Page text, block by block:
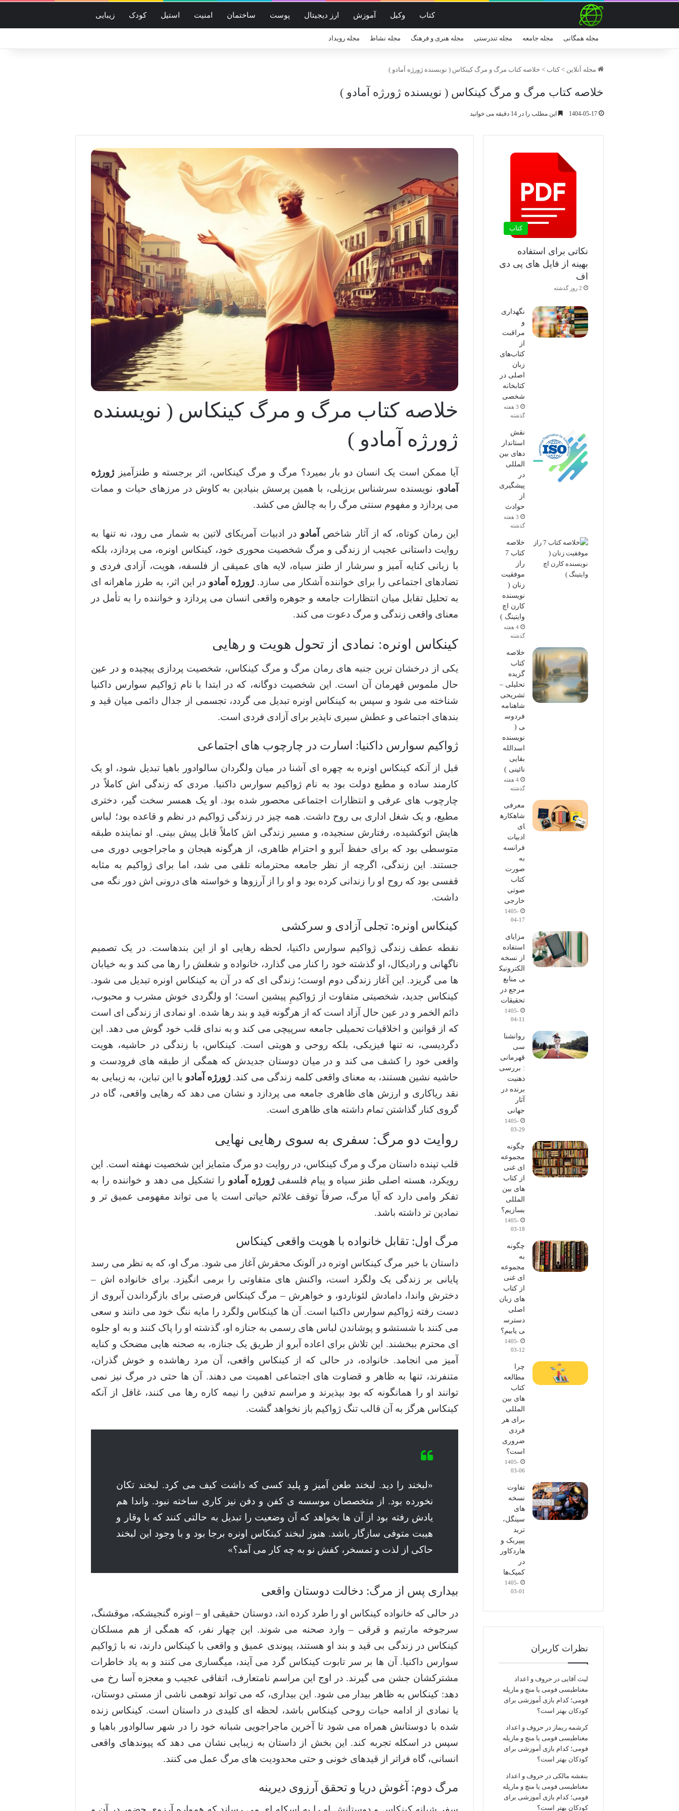
کتاب وکیل آموزش ارز دیجیتال پوست ساختمان امنیت استیل کودک زیبایی
مجله همگانی مجله جامعه مجله تندرستی مجله هنری و فرهنگ مجله نشاط مجله رویداد
مجله آنلاین > کتاب > خلاصه کتاب مرگ و مرگ کینکاس ( نویسنده ژورژه آمادو )
خلاصه کتاب مرگ و مرگ کینکاس ( نویسنده ژورژه آمادو )
1404-05-17 این مطلب را در 14 دقیقه می خوانید
خلاصه کتاب مرگ و مرگ کینکاس ( نویسنده
ژورژه آمادو )
آیا ممکن است یک انسان دو بار بمیرد؟ مرگ و مرگ کینکاس، اثر برجسته و طنزآمیزژورژه
آمادو، نویسنده سرشناس برزیلی، با همین پرسش بنیادین به کاوش در مرزهای حیات و ممات
می پردازد و مفهوم سنتی مرگ را به چالش می کشد.
این رمان کوتاه، که از آثار شاخص آمادو در ادبیات آمریکای لاتین به شمار می رود، نه تنها به
روایت داستانی عجیب از زندگی و مرگ شخصیت محوری خود، کینکاس اونره، می پردازد، بلکه
با زبانی کنایه آمیز و سرشار از طنز سیاه، لایه های عمیقی از فلسفه، هویت، آزادی فردی و
تضادهای اجتماعی را برای خواننده آشکار می سازد.ژورژه آمادو در این اثر، به طرز ماهرانه ای
به تحلیل تقابل میان انتظارات جامعه و جوهره واقعی انسان می پردازد و خواننده را به تأمل در
معنای واقعی زندگی و مرگ دعوت می کند.
کینکاس اونره: نمادی از تحول هویت و رهایی
یکی از درخشان ترین جنبه های رمان مرگ و مرگ کینکاس، شخصیت پردازی پیچیده و در عین
حال ملموس قهرمان آن است. این شخصیت دوگانه، که در ابتدا با نام ژواکیم سوارس داکنیا
شناخته می شود و سپس به کینکاس اونره تبدیل می گردد، تجسمی از جدال دائمی میان قید و
بندهای اجتماعی و عطش سیری ناپذیر برای آزادی فردی است.
ژواکیم سوارس داکنیا: اسارت در چارچوب های اجتماعی
قبل از آنکه کینکاس اونره به چهره ای آشنا در میان ولگردان سالوادور باهیا تبدیل شود، او یک
کارمند ساده و مطیع دولت بود به نام ژواکیم سوارس داکنیا. مردی که زندگی اش کاملاً در
چارچوب های عرفی و انتظارات اجتماعی محصور شده بود. او یک همسر سخت گیر، دختری
مطیع، و یک شغل اداری بی روح داشت. همه چیز در زندگی ژواکیم در نظم و قاعده بود؛ لباس
هایش اتوکشیده، رفتارش سنجیده، و مسیر زندگی اش کاملاً قابل پیش بینی. او نماینده طبقه
متوسطی بود که برای حفظ آبرو و احترام ظاهری، از هرگونه هیجان و ماجراجویی دوری می
جستند. این زندگی، اگرچه از نظر جامعه محترمانه تلقی می شد، اما برای ژواکیم به مثابه
قفسی بود که روح او را زندانی کرده بود و او را از آرزوها و خواسته های درونی اش دور نگه می
داشت.
کینکاس اونره: تجلی آزادی و سرکشی
نقطه عطف زندگی ژواکیم سوارس داکنیا، لحظه رهایی او از این بندهاست. در یک تصمیم
ناگهانی و رادیکال، او گذشته خود را کنار می گذارد، خانواده و شغلش را رها می کند و به خیابان
ها می گریزد. این آغاز زندگی دوم اوست؛ زندگی ای که در آن به کینکاس اونره تبدیل می شود.
کینکاس جدید، شخصیتی متفاوت از ژواکیمِ پیشین است؛ او ولگردی خوش مشرب و محبوب،
دائم الخمر و در عین حال آزاد است که از هرگونه قید و بند رها شده. او نمادی از زندگی ای است
که از قوانین و اخلاقیات تحمیلی جامعه سرپیچی می کند و به ندای قلب خود گوش می دهد. این
دگردیسی، نه تنها فیزیکی، بلکه روحی و هویتی است. کینکاس، با زندگی در حاشیه، هویت
واقعی خود را کشف می کند و در میان دوستان جدیدش که همگی از طبقه های فرودست و
حاشیه نشین هستند، به معنای واقعی کلمه زندگی می کند.ژورژه آمادو با این تباین، به زیبایی به
نقد ریاکاری و ارزش های ظاهری جامعه می پردازد و نشان می دهد که رهایی واقعی، گاه در
گروی کنار گذاشتن تمام داشته های ظاهری است.
روایت دو مرگ: سفری به سوی رهایی نهایی
قلب تپنده داستان مرگ و مرگ کینکاس، در روایت دو مرگ متمایز این شخصیت نهفته است. این
رویکرد، هسته اصلی طنز سیاه و پیام فلسفیژورژه آمادو را تشکیل می دهد و خواننده را به
تفکر وامی دارد که آیا مرگ، صرفاً توقف علائم حیاتی است یا می تواند مفهومی عمیق تر و
نمادین تر داشته باشد.
مرگ اول: تقابل خانواده با هویت واقعی کینکاس
داستان با خبر مرگ کینکاس اونره در آلونک محقرش آغاز می شود. مرگ او، که به نظر می رسد
پایانی بر زندگی یک ولگرد است، واکنش های متفاوتی را برمی انگیزد. برای خانواده اش –
دخترش واندا، دامادش لئوناردو، و خواهرش – مرگ کینکاس فرصتی برای بازگرداندن آبروی از
دست رفته ژواکیم سوارس داکنیا است. آن ها کینکاس ولگرد را مایه ننگ خود می دانند و سعی
می کنند با شستشو و پوشاندن لباس های رسمی به جنازه او، گذشته او را پاک کنند و به او جلوه
ای محترم ببخشند. این تلاش برای اعاده آبرو از طریق یک جنازه، به صحنه هایی مضحک و کنایه
آمیز می انجامد. خانواده، در حالی که از کینکاس واقعی، آن مرد رهاشده و خوش گذران،
متنفرند، تنها به ظاهر و قضاوت های اجتماعی اهمیت می دهند. آن ها حتی در مرگ نیز نمی
توانند او را همانگونه که بود بپذیرند و مراسم تدفین را نیمه کاره رها می کنند، غافل از آنکه
کینکاس هرگز به آن قالب تنگ ژواکیم باز نخواهد گشت.
«لبخند را دید. لبخند طعن آمیز و پلید کسی که داشت کیف می کرد. لبخند تکان
نخورده بود. از متخصصان موسسه ی کفن و دفن نیز کاری ساخته نبود. واندا هم
یادش رفته بود از آن ها بخواهد که آن وضعیت را تبدیل به حالتی کنند که با وقار و
هیبت متوفی سازگار باشد. هنوز لبخند کینکاس اونره برجا بود و با وجود این لبخند
حاکی از لذت و تمسخر، کفش نو به چه کار می آمد؟»
بیداری پس از مرگ: دخالت دوستان واقعی
در حالی که خانواده کینکاس او را طرد کرده اند، دوستان حقیقی او – اونره گنجیشکه، موقشنگ،
سرجوخه مارتیم و قرقی – وارد صحنه می شوند. این چهار نفر، که همگی از هم مسلکان
کینکاس در زندگی بی قید و بند او هستند، پیوندی عمیق و واقعی با کینکاس دارند، نه با ژواکیم
سوارس داکنیا. آن ها بر سر تابوت کینکاس گرد می آیند، میگساری می کنند و به یاد خاطرات
مشترکشان جشن می گیرند. در اوج این مراسم نامتعارف، اتفاقی عجیب و معجزه آسا رخ می
دهد: کینکاس به ظاهر بیدار می شود. این بیداری، که می تواند توهمی ناشی از مستی دوستان،
یا نمادی از ادامه حیات روحی کینکاس باشد، لحظه ای کلیدی در داستان است. کینکاس زنده
شده با دوستانش همراه می شود تا آخرین ماجراجویی شبانه خود را در شهر سالوادور باهیا و
سپس در اسکله تجربه کند. این بخش از داستان به زیبایی نشان می دهد که پیوندهای واقعی
انسانی، گاه فراتر از قیدهای خونی و حتی محدودیت های مرگ عمل می کنند.
مرگ دوم: آغوش دریا و تحقق آرزوی دیرینه
کتاب
نکاتی برای استفاده
بهینه از فایل های پی دی
اف
2 روز گذشته
نگهداری
و
مراقبت
از
کتاب‌های
زبان
اصلی در
کتابخانه
شخصی
3 هفته
گذشته
نقش
استاندار
دهای بین
المللی
در
پیشگیری
از
حوادث
3 هفته
گذشته
خلاصه
کتاب 7
راز
موفقیت
زنان (
نویسنده
کارن اچ
وایتینگ )
4 هفته
گذشته
خلاصه
کتاب
گزیده
تحلیلی –
تشریحی
شاهنامه
فردوس
ی (
نویسنده
اسدالله
بقایی
نائینی )
4 هفته
گذشته
معرفی
شاهکاره
ای
ادبیات
فرانسه
به
صورت
کتاب
صوتی
خارجی
1405-
04-17
مزایای
استفاده
از نسخه
الکترونیک
ی منابع
مرجع در
تحقیقات
1405-
04-11
روانشنا
سی
قهرمانی
: بررسی
ذهنیت
برنده در
آثار
جهانی
1405-
03-29
چگونه
مجموعه
ای غنی
از کتاب
های بین
المللی
بسازیم؟
1405-
03-18
چگونه
به
مجموعه
ای غنی
از کتاب
های زبان
اصلی
دسترس
ی یابیم؟
1405-
03-12
چرا
مطالعه
کتاب
های بین
المللی
برای هر
فردی
ضروری
است؟
1405-
03-06
تفاوت
نسخه
های
سینگل،
ترید
پیپربک و
هاردکاور
در
کمیک‌ها
1405-
03-01
نظرات کاربران
لیث آقایی در حروف و اعداد
مغناطیسی فومی یا منچ و مارپله
فومی؛ کدام بازی آموزشی برای
کودکان بهتر است؟
کرشمه ریماز در حروف و اعداد
مغناطیسی فومی یا منچ و مارپله
فومی؛ کدام بازی آموزشی برای
کودکان بهتر است؟
بنفشه مالکی در حروف و اعداد
مغناطیسی فومی یا منچ و مارپله
فومی؛ کدام بازی آموزشی برای
کودکان بهتر است؟